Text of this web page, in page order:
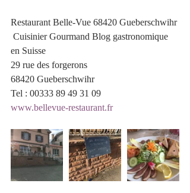
Restaurant Belle-Vue 68420 Gueberschwihr
Cuisinier Gourmand Blog gastronomique
en Suisse
29 rue des forgerons
68420 Gueberschwihr
Tel : 00333 89 49 31 09
www.bellevue-restaurant.fr